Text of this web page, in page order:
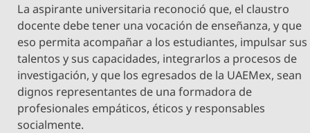
La aspirante universitaria reconoció que, el claustro
docente debe tener una vocación de enseñanza, y que
eso permita acompañar a los estudiantes, impulsar sus
talentos y sus capacidades, integrarlos a procesos de
investigación, y que los egresados de la UAEMex, sean
dignos representantes de una formadora de
profesionales empáticos, éticos y responsables
socialmente.